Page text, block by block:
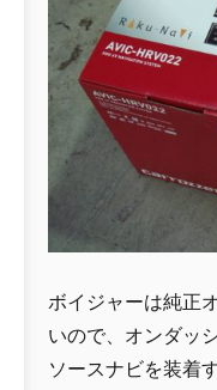
ボイジャーは純正
いので、オンダッ
ソースナビを装着